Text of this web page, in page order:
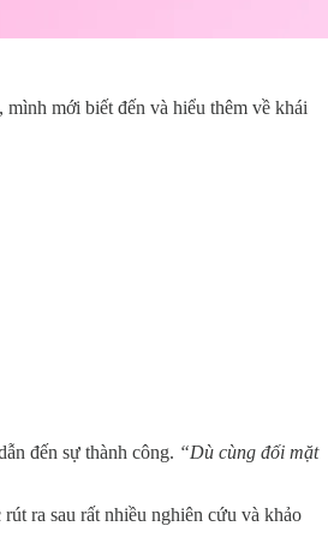
mới biết đến và hiểu thêm về khái
đến sự thành công. “Dù cùng đối mặt
ra sau rất nhiều nghiên cứu và khảo